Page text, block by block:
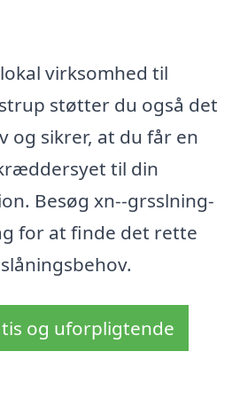
virksomhed til
støtter du også det
og sikrer, at du får en
til din
Besøg xn--grsslning-
for at finde det rette
og uforpligtende